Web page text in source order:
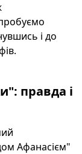
і до
правда і
Афанасієм"